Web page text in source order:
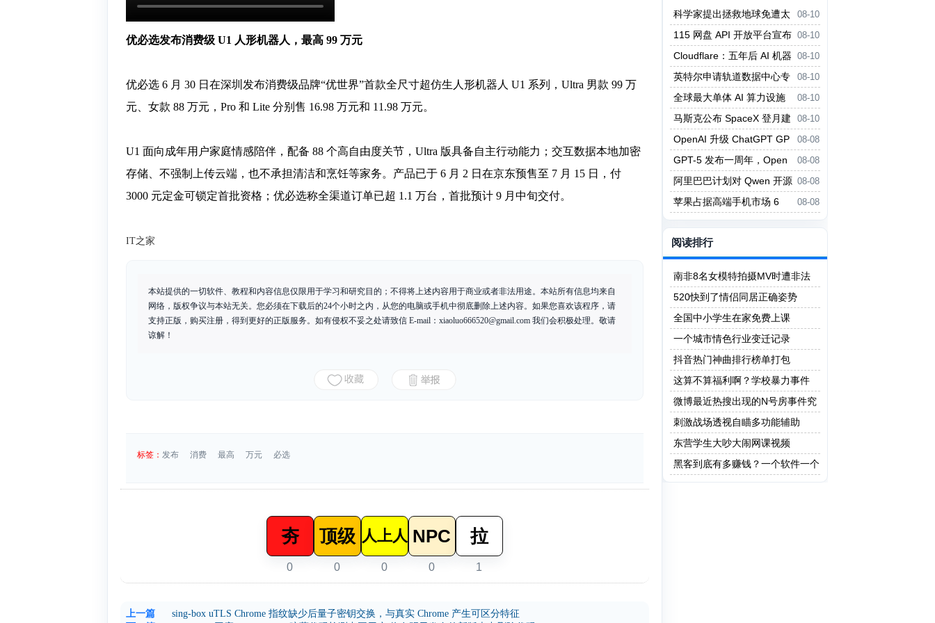
优必选发布消费级 U1 人形机器人，最高 99 万元
优必选 6 月 30 日在深圳发布消费级品牌“优世界”首款全尺寸超仿生人形机器人 U1 系列，Ultra 男款 99 万
元、女款 88 万元，Pro 和 Lite 分别售 16.98 万元和 11.98 万元。
U1 面向成年用户家庭情感陪伴，配备 88 个高自由度关节，Ultra 版具备自主行动能力；交互数据本地加密
存储、不强制上传云端，也不承担清洁和烹饪等家务。产品已于 6 月 2 日在京东预售至 7 月 15 日，付
3000 元定金可锁定首批资格；优必选称全渠道订单已超 1.1 万台，首批预计 9 月中旬交付。
IT之家
本站提供的一切软件、教程和内容信息仅限用于学习和研究目的；不得将上述内容用于商业或者非法用途。本站所有信息均来自
网络，版权争议与本站无关。您必须在下载后的24个小时之内，从您的电脑或手机中彻底删除上述内容。如果您喜欢该程序，请
支持正版，购买注册，得到更好的正版服务。如有侵权不妥之处请致信 E-mail： xiaoluo666520@gmail.com 我们会积极处理。敬请
谅解！
标签： 发布 消费 最高 万元 必选
夯
0
顶级
0
人上人
0
NPC
0
拉
1
上一篇
sing-box uTLS Chrome 指纹缺少后量子密钥交换，与真实 Chrome 产生可区分特征
08-10
科学家提出拯救地球免遭太
阳毁灭的大胆方案
08-10
115 网盘 API 开放平台宣布
暂停服务
08-10
Cloudflare：五年后 AI 机器
人流量将达人类千倍
08-10
英特尔申请轨道数据中心专
利：高轨卫星管理低轨星座
08-10
全球最大单体 AI 算力设施
在内蒙古乌兰察布投产
08-10
马斯克公布 SpaceX 登月建
厂计划：用机器人生产 AI 卫星08-08
OpenAI 升级 ChatGPT GP
T-5.6 系列并开放更多免费权限08-08
GPT-5 发布一周年，Open
AI 推出 Agent Plugins 开放标准08-08
阿里巴巴计划对 Qwen 开源
大模型大用户收费
08-08
苹果占据高端手机市场 6
5% 份额 iPhone 17 扭转下滑
阅读排行
南非8名女模特拍摄MV时遭非法
矿工轮奸
520快到了情侣同居正确姿势
全国中小学生在家免费上课
一个城市情色行业变迁记录
抖音热门神曲排行榜单打包
这算不算福利啊？学校暴力事件
微博最近热搜出现的N号房事件究
竟是什么？
刺激战场透视自瞄多功能辅助
东营学生大吵大闹网课视频
黑客到底有多赚钱？一个软件一个
亿！网友：这只是最低级的黑客!